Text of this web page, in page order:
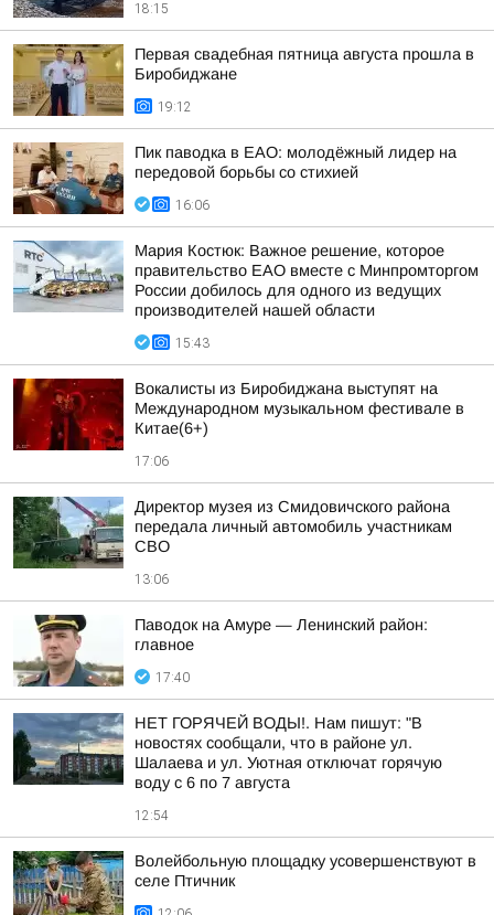
18:15
Первая свадебная пятница августа прошла в
Биробиджане
19:12
Пик паводка в ЕАО: молодёжный лидер на
передовой борьбы со стихией
16:06
Мария Костюк: Важное решение, которое
правительство ЕАО вместе с Минпромторгом
России добилось для одного из ведущих
производителей нашей области
15:43
Вокалисты из Биробиджана выступят на
Международном музыкальном фестивале в
Китае(6+)
17:06
Директор музея из Смидовичского района
передала личный автомобиль участникам
СВО
13:06
Паводок на Амуре — Ленинский район:
главное
17:40
НЕТ ГОРЯЧЕЙ ВОДЫ!. Нам пишут: "В
новостях сообщали, что в районе ул.
Шалаева и ул. Уютная отключат горячую
воду с 6 по 7 августа
12:54
Волейбольную площадку усовершенствуют в
селе Птичник